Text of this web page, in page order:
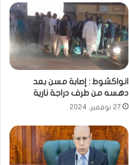
انواكشوط : إصابة مسن بعد
دهسه من طرف دراجة نارية
27 نوفمبر، 2024